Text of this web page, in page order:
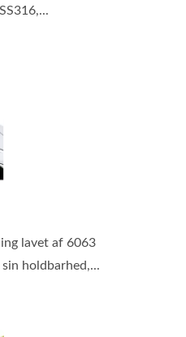
lavet af 6063
holdbarhed,...